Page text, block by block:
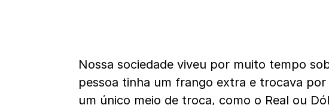
Nossa sociedade viveu por muito tempo
pessoa tinha um frango extra e trocava por
um único meio de troca, como o Real ou